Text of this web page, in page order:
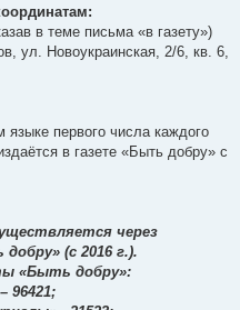
в теме письма «в газету»)
ул. Новоукраинская, 2/6, кв. 6,
языке первого числа каждого
в газете «Быть добру» c
через
(c 2016 г.).
«Быть добру»:
96421;